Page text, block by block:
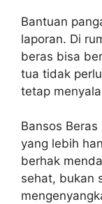
Bantuan
laporan. Di
beras bisa
tua tidak
tetap
Bansos
yang lebih
berhak
sehat, bukan